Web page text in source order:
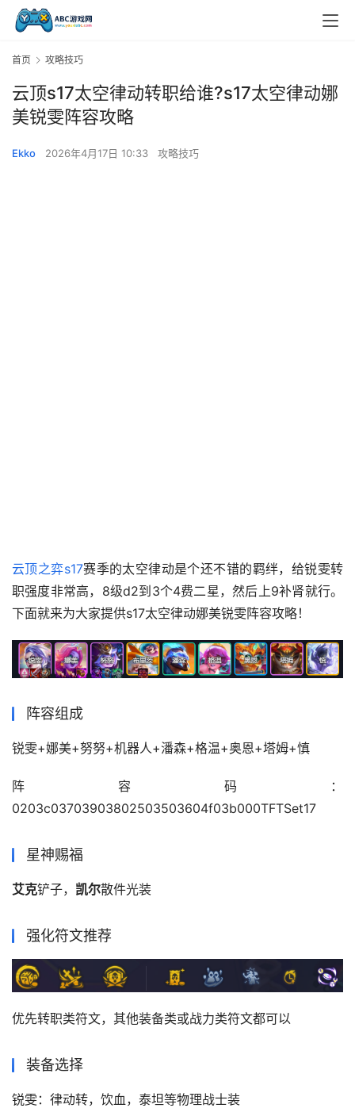
首页 攻略技巧
云顶s17太空律动转职给谁?s17太空律动娜
美锐雯阵容攻略
Ekko 2026年4月17日 10:33 攻略技巧
云顶之弈s17赛季的太空律动是个还不错的羁绊，给锐雯转
职强度非常高，8级d2到3个4费二星，然后上9补肾就行。
下面就来为大家提供s17太空律动娜美锐雯阵容攻略！
阵容组成
锐雯+娜美+努努+机器人+潘森+格温+奥恩+塔姆+慎
阵容码：
0203c03703903802503503604f03b000TFTSet17
星神赐福
艾克铲子， 凯尔散件光装
强化符文推荐
优先转职类符文，其他装备类或战力类符文都可以
装备选择
锐雯：律动转，饮血，泰坦等物理战士装